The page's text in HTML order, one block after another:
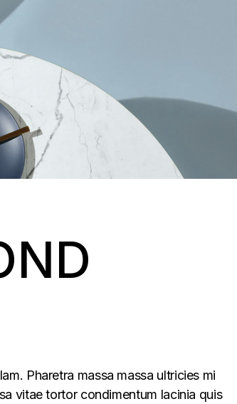
Pharetra massa massa ultricies mi
vitae tortor condimentum lacinia quis